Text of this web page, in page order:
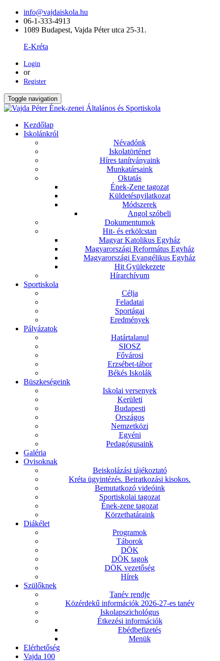
info@vajdaiskola.hu
06-1-333-4913
1089 Budapest, Vajda Péter utca 25-31.
E-Kréta
Login
or
Register
Toggle navigation
Kezdőlap
Iskolánkról
Névadónk
Iskolatörténet
Híres tanítványaink
Munkatársaink
Oktatás
Ének-Zene tagozat
Küldetésnyilatkozat
Módszerek
Angol szóbeli
Dokumentumok
Hit- és erkölcstan
Magyar Katolikus Egyház
Magyarországi Református Egyház
Magyarországi Evangélikus Egyház
Hit Gyülekezete
Hírarchívum
Sportiskola
Célja
Feladatai
Sportágai
Eredmények
Pályázatok
Határtalanul
SIOSZ
Fővárosi
Erzsébet-tábor
Békés Iskolák
Büszkeségeink
Iskolai versenyek
Kerületi
Budapesti
Országos
Nemzetközi
Egyéni
Pedagógusaink
Galéria
Ovisoknak
Beiskolázási tájékoztató
Kréta ügyintézés. Beiratkozási kisokos.
Bemutatkozó videóink
Sportiskolai tagozat
Ének-zene tagozat
Körzethatáraink
Diákélet
Programok
Táborok
DÖK
DÖK tagok
DÖK vezetőség
Hírek
Szülőknek
Tanév rendje
Közérdekű információk 2026-27-es tanév
Iskolapszichológus
Étkezési információk
Ebédbefizetés
Menük
Elérhetőség
Vajda 100